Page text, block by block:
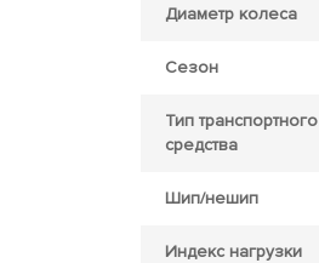
Диаметр колеса
Сезон
Тип транспортного
средства
Шип/нешип
Индекс нагрузки